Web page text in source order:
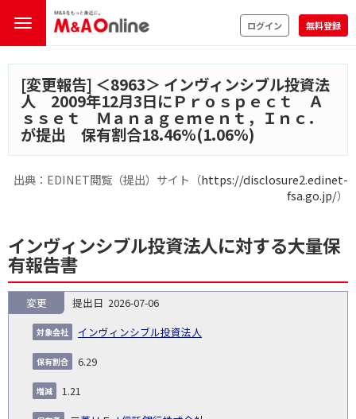
ログイン 無料登録
[変更報告] ＜8963＞ インヴィンシブル投資法
人 2009年12月3日にＰｒｏｓｐｅｃｔ Ａ
ｓｓｅｔ Ｍａｎａｇｅｍｅｎｔ，Ｉｎｃ．
が提出 保有割合18.46%(1.06%)
出典：EDINET閲覧（提出）サイト（https://disclosure2.edinet-
fsa.go.jp/）
インヴィンシブル投資法人に対する大量保
有報告書
NO.
告
義
務
発
生
日
提
日
証券
対
2026-07-06
インヴィンシブル投資法人
変更
6.29
1.21